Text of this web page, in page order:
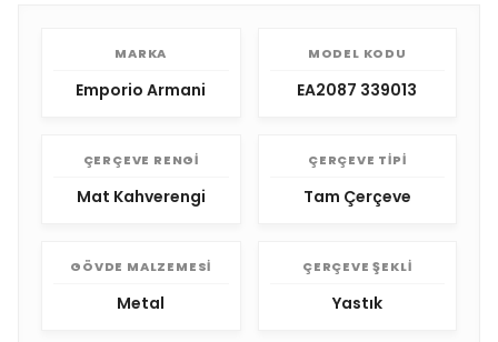
MARKA
Emporio Armani
MODEL KODU
EA2087 339013
ÇERÇEVE RENGI
Mat Kahverengi
ÇERÇEVE TIPI
Tam Çerçeve
GÖVDE MALZEMESI
Metal
ÇERÇEVE ŞEKLI
Yastık